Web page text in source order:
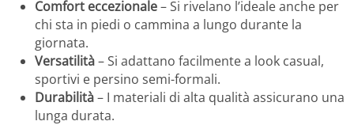
Comfort eccezionale– Si rivelano l’ideale anche per
chi sta in piedi o cammina a lungo durante la
giornata.
Versatilità– Si adattano facilmente a look casual,
sportivi e persino semi-formali.
Durabilità– I materiali di alta qualità assicurano una
lunga durata.